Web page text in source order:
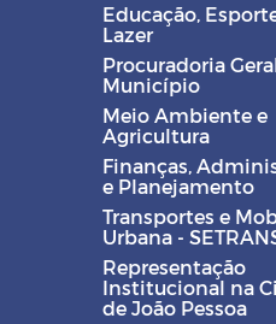
Educação,
Lazer
Procuradoria
Município
Meio Ambiente e
Agricultura
Finanças,
e Planejamento
Transportes e
Urbana -
Representação
Institucional na
de João Pessoa